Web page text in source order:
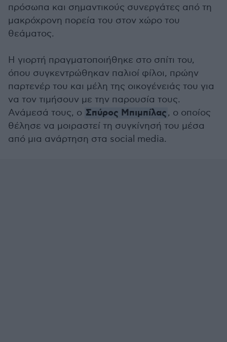
πρόσωπα και σημαντικούς συνεργάτες από τη
μακρόχρονη πορεία του στον χώρο του
θεάματος.
Η γιορτή πραγματοποιήθηκε στο σπίτι του,
όπου συγκεντρώθηκαν παλιοί φίλοι, πρώην
παρτενέρ του και μέλη της οικογένειάς του για
να τον τιμήσουν με την παρουσία τους.
Ανάμεσά τους, ο Σπύρος Μπιμπίλας, ο οποίος
θέλησε να μοιραστεί τη συγκίνησή του μέσα
από μια ανάρτηση στα social media.